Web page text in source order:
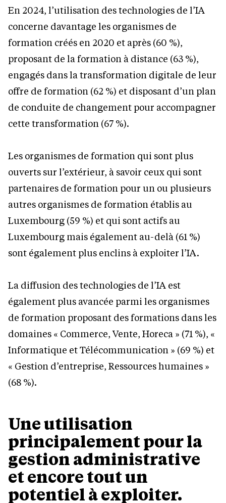
En 2024, l’utilisation des technologies de l’IA
concerne davantage les organismes de
formation créés en 2020 et après (60 %),
proposant de la formation à distance (63 %),
engagés dans la transformation digitale de leur
offre de formation (62 %) et disposant d’un plan
de conduite de changement pour accompagner
cette transformation (67 %).
Les organismes de formation qui sont plus
ouverts sur l’extérieur, à savoir ceux qui sont
partenaires de formation pour un ou plusieurs
autres organismes de formation établis au
Luxembourg (59 %) et qui sont actifs au
Luxembourg mais également au-delà (61 %)
sont également plus enclins à exploiter l’IA.
La diffusion des technologies de l’IA est
également plus avancée parmi les organismes
de formation proposant des formations dans les
domaines « Commerce, Vente, Horeca » (71 %), «
Informatique et Télécommunication » (69 %) et
« Gestion d’entreprise, Ressources humaines »
(68 %).
Une utilisation
principalement pour la
gestion administrative
et encore tout un
potentiel à exploiter.